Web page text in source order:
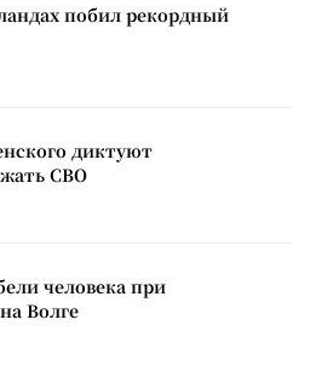
побил рекордный
диктуют
СВО
человека при
Волге